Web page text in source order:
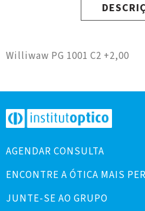
Williwaw PG 1001 C2 +2,00
AGENDAR CONSULTA
ENCONTRE A ÓTICA MAIS
JUNTE-SE AO GRUPO